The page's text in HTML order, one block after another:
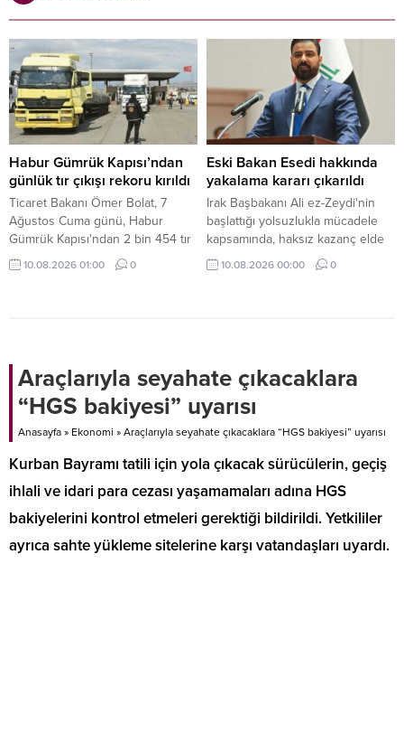
Habur Gümrük Kapısı’ndan
günlük tır çıkışı rekoru kırıldı
Ticaret Bakanı Ömer Bolat, 7
Ağustos Cuma günü, Habur
Gümrük Kapısı'ndan 2 bin 454 tır
çıkışıyla, bu yıla ilişkin günlük tır
çıkış rekorunun kırıldığını kaydetti.
10.08.2026 01:00 0
Eski Bakan Esedi hakkında
yakalama kararı çıkarıldı
Irak Başbakanı Ali ez-Zeydi'nin
başlattığı yolsuzlukla mücadele
kapsamında, haksız kazanç elde
ettiği iddiasıyla eski bir bakan
hakkında yakalama kararı
10.08.2026 00:00 0
Araçlarıyla seyahate çıkacaklara
“HGS bakiyesi” uyarısı
Anasayfa » Ekonomi » Araçlarıyla seyahate çıkacaklara “HGS bakiyesi” uyarısı
Kurban Bayramı tatili için yola çıkacak sürücülerin, geçiş
ihlali ve idari para cezası yaşamamaları adına HGS
bakiyelerini kontrol etmeleri gerektiği bildirildi. Yetkililer
ayrıca sahte yükleme sitelerine karşı vatandaşları uyardı.